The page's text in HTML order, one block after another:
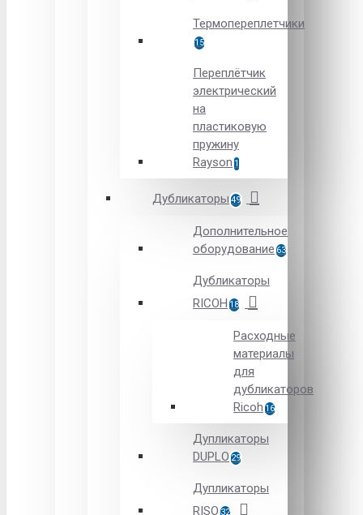
Термопереплетчики
15
Переплётчик
электрический
на
пластиковую
пружину
Rayson 1
Дубликаторы 49
Дополнительное
оборудование 63
Дубликаторы
RICOH 18
Расходные
материалы
для
дубликаторов
Ricoh 16
Дупликаторы
DUPLO 29
Дупликаторы
RISO 32